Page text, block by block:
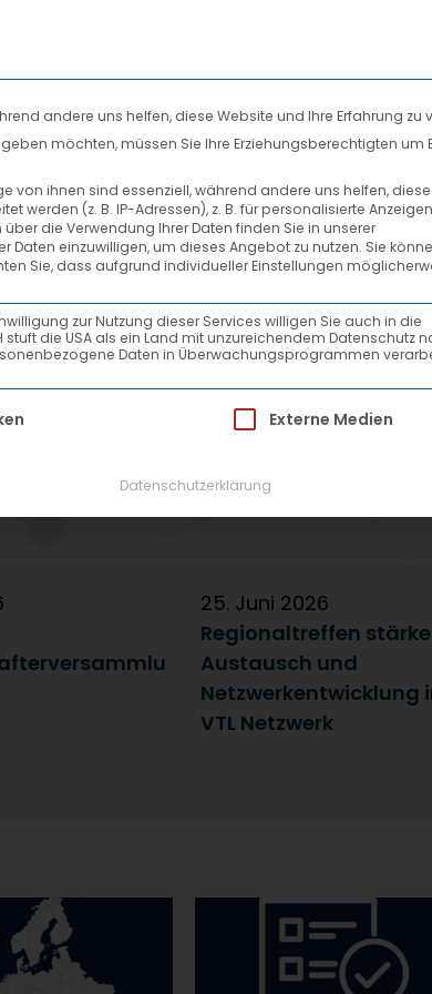
SYSTEMPARTNER
AKTUELLES
25. Juni 2026
Regionaltreffen
Austausch und
Netzwerkentwicklung
VTL Netzwerk
andere uns helfen, diese Website und Ihre Erfahrung zu
möchten, müssen Sie Ihre Erziehungsberechtigten um
von ihnen sind essenziell, während andere uns helfen,
werden (z. B. IP-Adressen), z. B. für personalisierte
die Verwendung Ihrer Daten finden Sie in unserer
Daten einzuwilligen, um dieses Angebot zu nutzen. Sie
Sie, dass aufgrund individueller Einstellungen
zur Nutzung dieser Services willigen Sie auch in die
stuft die USA als ein Land mit unzureichendem Datenschutz
Daten in Überwachungsprogrammen
Einwilligung erteilt werden
Externe Medien
Datenschutzerklärung